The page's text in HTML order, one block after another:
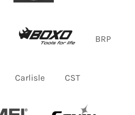
BRP
Carlisle CST